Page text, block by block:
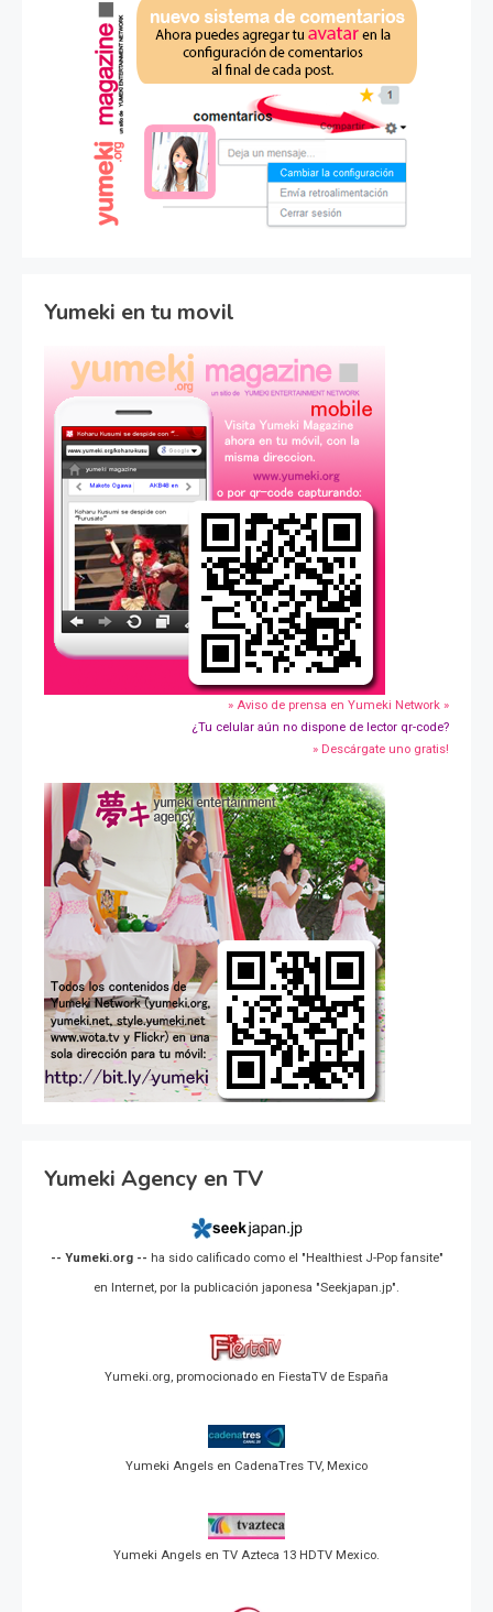
Yumeki en tu movil
» Aviso de prensa en Yumeki Network »
¿Tu celular aún no dispone de lector qr-code?
» Descárgate uno gratis!
Yumeki Agency en TV
-- Yumeki.org -- ha sido calificado como el "Healthiest J-Pop fansite"
en Internet, por la publicación japonesa "Seekjapan.jp".
Yumeki.org, promocionado en FiestaTV de España
Yumeki Angels en CadenaTres TV, Mexico
Yumeki Angels en TV Azteca 13 HDTV Mexico.